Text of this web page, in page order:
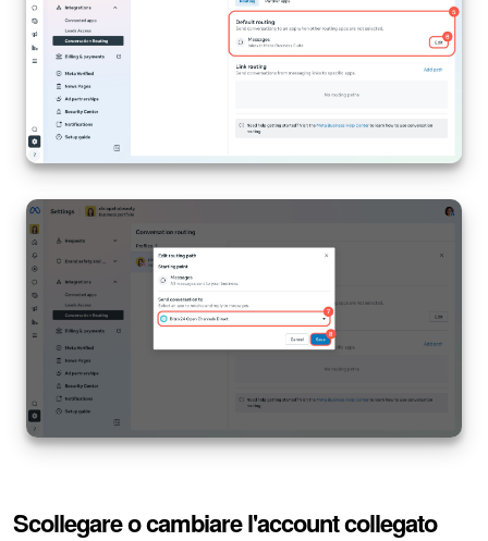
Scollegare o cambiare l'account collegato